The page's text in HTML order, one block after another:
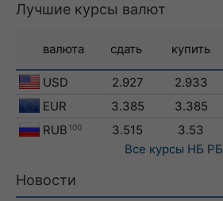
Лучшие курсы валют
валюта сдать купить
USD 2.927 2.933
EUR
3.385 3.385
RUB 100 3.515 3.53
Все курсы НБ РБ
Новости